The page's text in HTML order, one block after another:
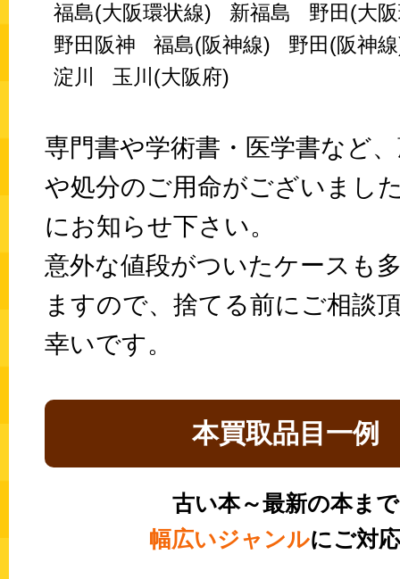
福島(大阪環状線) 新福島
野田(大
野田阪神
福島(阪神線)
野田(阪神
淀川
玉川(大阪府)
専門書や学術書・医学書など
や処分のご用命がございまし
にお知らせ下さい。
意外な値段がついたケースも
ますので、捨てる前にご相談
幸いです。
本買取品目一例
古い本～最新の本まで
幅広いジャンルにご対